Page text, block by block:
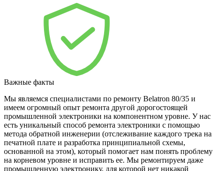
Важные факты
Мы являемся специалистами по ремонту Belatron 80/35 и
имеем огромный опыт ремонта другой дорогостоящей
промышленной электроники на компонентном уровне. У нас
есть уникальный способ ремонта электроники с помощью
метода обратной инженерии (отслеживание каждого трека на
печатной плате и разработка принципиальной схемы,
основанной на этом), который помогает нам понять проблему
на корневом уровне и исправить ее. Мы ремонтируем даже
промышленную электронику, для которой нет никакой